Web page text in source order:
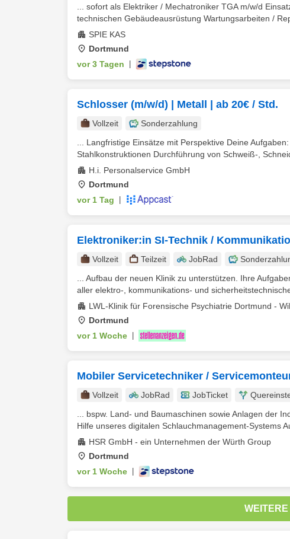
... sofort als Elektriker / Mechatroniker TGA m/w/d
technischen Gebäudeausrüstung Wartungsarbeiten /
SPIE KAS
Dortmund
vor 3 Tagen
Schlosser (m/w/d) | Metall | ab 20€ / Std.
Vollzeit
Sonderzahlung
... Langfristige Einsätze mit Perspektive Deine
Stahlkonstruktionen Durchführung von Schweiß-,
H.i. Personalservice GmbH
Dortmund
vor 1 Tag
Elektroniker:in SI-Technik /
Vollzeit Teilzeit JobRad
... Aufbau der neuen Klinik zu unterstützen. Ihre
aller elektro-, kommunikations- und
LWL-Klinik für Forensische Psychiatrie Dortmund -
Dortmund
vor 1 Woche
Mobiler Servicetechniker /
Vollzeit JobRad JobTicket
... bspw. Land- und Baumaschinen sowie Anlagen der
Hilfe unseres digitalen Schlauchmanagement-Systems
HSR GmbH - ein Unternehmen der Würth Group
Dortmund
vor 1 Woche